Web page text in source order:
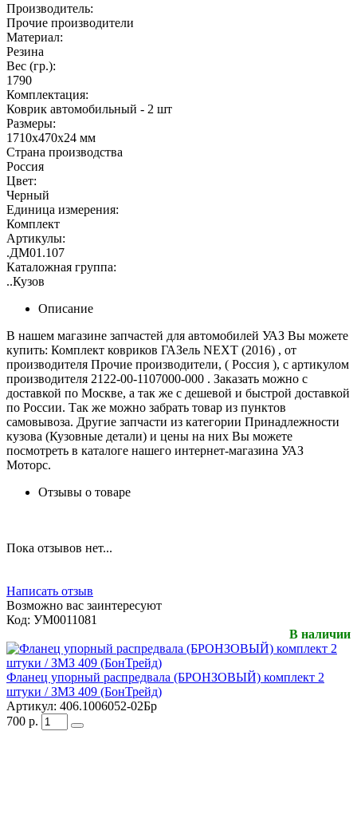
Производитель:
Прочие производители
Материал:
Резина
Вес (гр.):
1790
Комплектация:
Коврик автомобильный - 2 шт
Размеры:
1710x470x24 мм
Страна производства
Россия
Цвет:
Черный
Единица измерения:
Комплект
Артикулы:
.ДМ01.107
Каталожная группа:
..Кузов
Описание
В нашем магазине запчастей для автомобилей УАЗ Вы можете
купить: Комплект ковриков ГАЗель NEXT (2016) , от
производителя Прочие производители, ( Россия ), с артикулом
производителя 2122-00-1107000-000 . Заказать можно с
доставкой по Москве, а так же с дешевой и быстрой доставкой
по России. Так же можно забрать товар из пунктов
самовывоза. Другие запчасти из категории Принадлежности
кузова (Кузовные детали) и цены на них Вы можете
посмотреть в каталоге нашего интернет-магазина УАЗ
Моторс.
Отзывы о товаре
Пока отзывов нет...
Написать отзыв
Возможно вас заинтересуют
Код: УМ0011081
В наличии
Фланец упорный распредвала (БРОНЗОВЫЙ) комплект 2
штуки / ЗМЗ 409 (БонТрейд)
Артикул: 406.1006052-02Бр
700 р.